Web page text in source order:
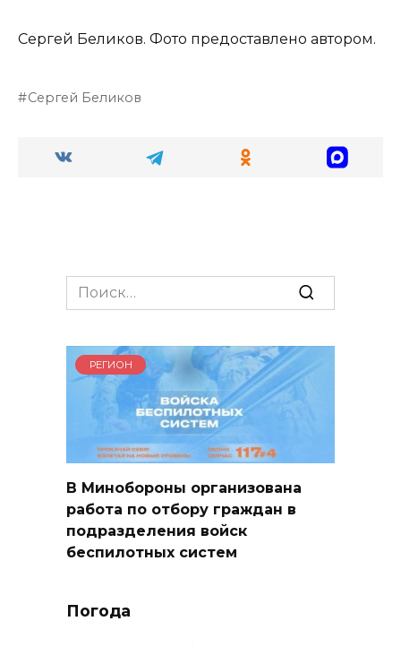
Сергей Беликов. Фото предоставлено автором.
Сергей Беликов
Search
for:
РЕГИОН
В Минобороны организована
работа по отбору граждан в
подразделения войск
беспилотных систем
Погода